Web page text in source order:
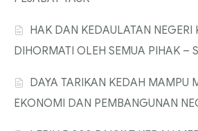
‎HAK DAN KEDAULATAN NEGERI
DIHORMATI OLEH SEMUA PIHAK –
‎DAYA TARIKAN KEDAH MAMPU
EKONOMI DAN PEMBANGUNAN